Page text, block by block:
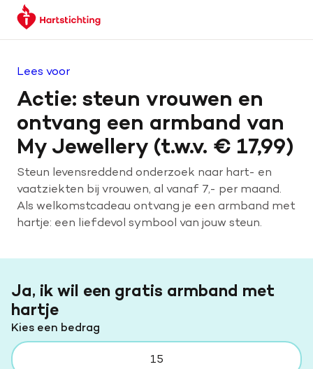
Spring
naar
Spring
naar
navigatie
Keer
terug
Lees voor
Actie: steun vrouwen en
ontvang een armband van
My Jewellery (t.w.v. € 17,99)
Steun levensreddend onderzoek naar hart- en
vaatziekten bij vrouwen, al vanaf 7,- per maand.
Als welkomstcadeau ontvang je een armband met
hartje: een liefdevol symbool van jouw steun.
Ja, ik wil een gratis armband met
hartje
Kies een bedrag
15